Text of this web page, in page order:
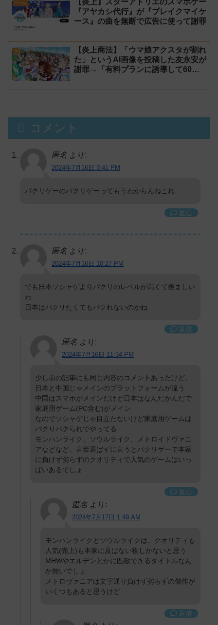
ゲーム
『アヤカシ代行』が『ブレイクマイケ
ース』の曲を無断で広告に使って謝罪
AI
【炎上商法】「ウマ娘アクスタが割れ
た」というAI画像を投稿した友永安が
謝罪→「有料プランに誘導して60万
娘エロイラストをリポスト！
コメント
匿名 より:
2024年7月16日 9:41 PM
パクリゲーのパクリゲーってもうわからんねこれ
返信
匿名 より:
2024年7月16日 10:27 PM
でも日本ソシャゲよりパクリのレベルが高くて羨ましい
わ
日本はパクリたくてもパクれないのかね
返信
匿名 より:
2024年7月16日 11:34 PM
少し前の記事にも同じ内容のコメントあったけど、
日本と中国じゃメインのプラットフォームが違う
中国はスマホがメインだけど日本はなんだかんだで
家庭用ゲーム(PC含む)がメイン
なのでソシャゲじゃ目立たないけど家庭用ゲームは
パクりパクられでやってる
モンハンライク、ソウルライク、メトロイドヴァニ
アなどなど、言葉選ばずに言うとパクリゲーで本家
に負けず劣らずのクオリティで人気のゲームはいっ
ぱいあるでしょ
返信
匿名 より:
2024年7月17日 1:49 AM
モンハンライクとソウルライクは、クオリティも
人気(売上)も本家に及ばない物しかないと思う
MHWやエルデンとかに匹敵できるタイトルなん
か無いでしょ
メトロヴァニアは文字通り負けず劣らずの傑作が
いくつもあると思うけど
返信